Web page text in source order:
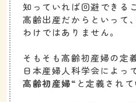
知っていれば回避できる
高齢出産だからといって
わけではありません。
そもそも高齢初産婦の定
日本産婦人科学会によっ
高齢初産婦“と定義されて